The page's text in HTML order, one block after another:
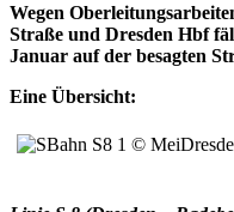
Wegen
Straße und Dresden Hbf
Januar auf der besagten
Eine Übersicht: